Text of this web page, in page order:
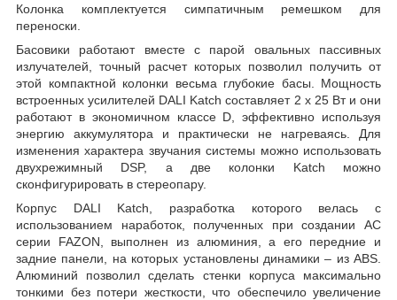
Колонка комплектуется симпатичным ремешком для
переноски.
Басовики работают вместе с парой овальных пассивных
излучателей, точный расчет которых позволил получить от
этой компактной колонки весьма глубокие басы. Мощность
встроенных усилителей DALI Katch составляет 2 х 25 Вт и они
работают в экономичном классе D, эффективно используя
энергию аккумулятора и практически не нагреваясь. Для
изменения характера звучания системы можно использовать
двухрежимный DSP, а две колонки Katch можно
сконфигурировать в стереопару.
Корпус DALI Katch, разработка которого велась с
использованием наработок, полученных при создании АС
серии FAZON, выполнен из алюминия, а его передние и
задние панели, на которых установлены динамики – из ABS.
Алюминий позволил сделать стенки корпуса максимально
тонкими без потери жесткости, что обеспечило увеличение